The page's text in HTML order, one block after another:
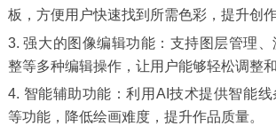
板，方便用户快速找到所需色彩，提升创作
3. 强大的图像编辑功能：支持图层管理
整等多种编辑操作，让用户能够轻松调整和
4. 智能辅助功能：利用AI技术提供智能线
等功能，降低绘画难度，提升作品质量。